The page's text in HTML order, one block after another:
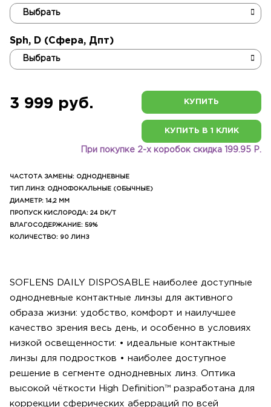
Sph, D (Сфера, Дпт)
3 999 руб. КУПИТЬ
КУПИТЬ В 1 КЛИК
При покупке 2-х коробок скидка 199.95 Р.
ЧАСТОТА ЗАМЕНЫ: ОДНОДНЕВНЫЕ
ТИП ЛИНЗ: ОДНОФОКАЛЬНЫЕ (ОБЫЧНЫЕ)
ДИАМЕТР: 14,2 ММ
ПРОПУСК КИСЛОРОДА: 24 DK/T
ВЛАГОСОДЕРЖАНИЕ: 59%
КОЛИЧЕСТВО: 90 ЛИНЗ
SOFLENS DAILY DISPOSABLE наиболее доступные
однодневные контактные линзы для активного
образа жизни: удобство, комфорт и наилучшее
качество зрения весь день, и особенно в условиях
низкой освещенности: • идеальные контактные
линзы для подростков • наиболее доступное
решение в сегменте однодневных линз. Оптика
высокой чёткости High Definition™ разработана для
коррекции сферических аберраций по всей